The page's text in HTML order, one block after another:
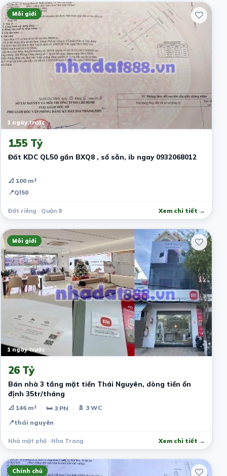
Môi giới
1 ngày trước
1.55 Tỷ
Đất KDC QL50 gần BXQ8 , sổ sẵn, ib ngay 0932068012
📐 100 m²
📍Ql50
Đất riêng · Quận 8 Xem chi tiết →
Môi giới
1 ngày trước
26 Tỷ
Bán nhà 3 tầng mặt tiền Thái Nguyên, dòng tiền ổn
định 35tr/tháng
📐 146 m² 🛏 3 PN
🚿 3 WC
📍thái nguyên
Nhà mặt phố · Nha Trang Xem chi tiết →
Chính chủ